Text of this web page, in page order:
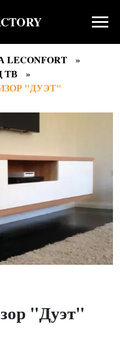
ТВ
"ДУЭТ"
"Дуэт"